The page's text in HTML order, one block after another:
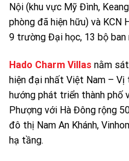
Nội (khu vực Mỹ Đình,
phòng đã hiện hữu) và KCN
9 trường Đại học, 13 bộ ban
Hado Charm Villas nằm
hiện đại nhất Việt Nam –
hướng phát triển thành phố
Phượng với Hà Đông rộng
đô thị Nam An Khánh,
hạ tầng.